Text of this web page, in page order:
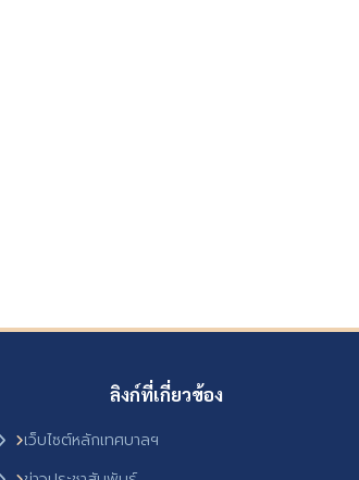
ลิงก์ที่เกี่ยวข้อง
เว็บไซต์หลักเทศบาลฯ